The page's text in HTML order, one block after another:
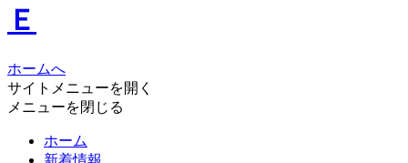
Ｅ
ホームへ
サイトメニューを開く
メニューを閉じる
ホーム